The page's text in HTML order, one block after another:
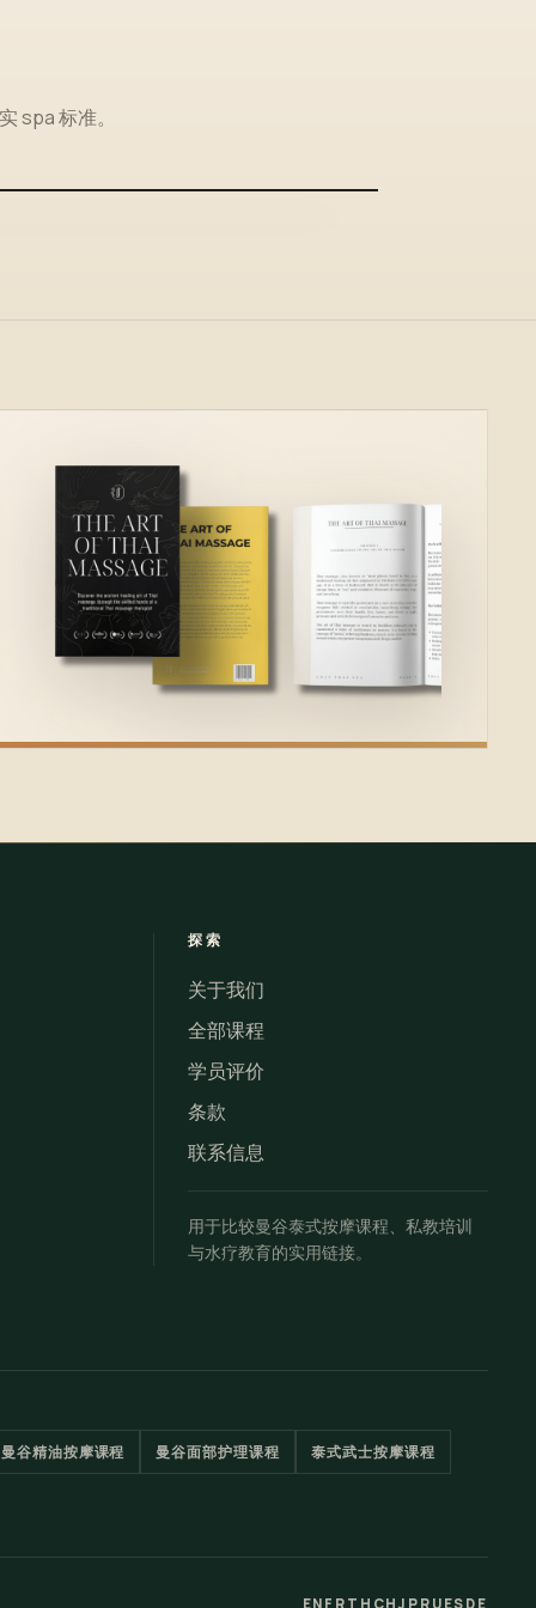
spa 标准。
探索
关于我们
全部课程
学员评价
条款
联系信息
用于比较曼谷泰式按摩课程、私教培训
与水疗教育的实用链接。
曼谷精油按摩课程 曼谷面部护理课程 泰式武士按摩课程
EN FR TH CHJP RU ES DE